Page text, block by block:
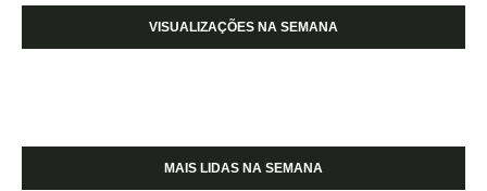
VISUALIZAÇÕES NA SEMANA
MAIS LIDAS NA SEMANA